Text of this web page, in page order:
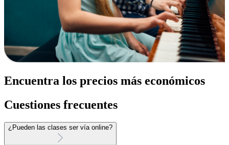
Encuentra los precios más económicos
Cuestiones frecuentes
¿Pueden las clases ser vía online?